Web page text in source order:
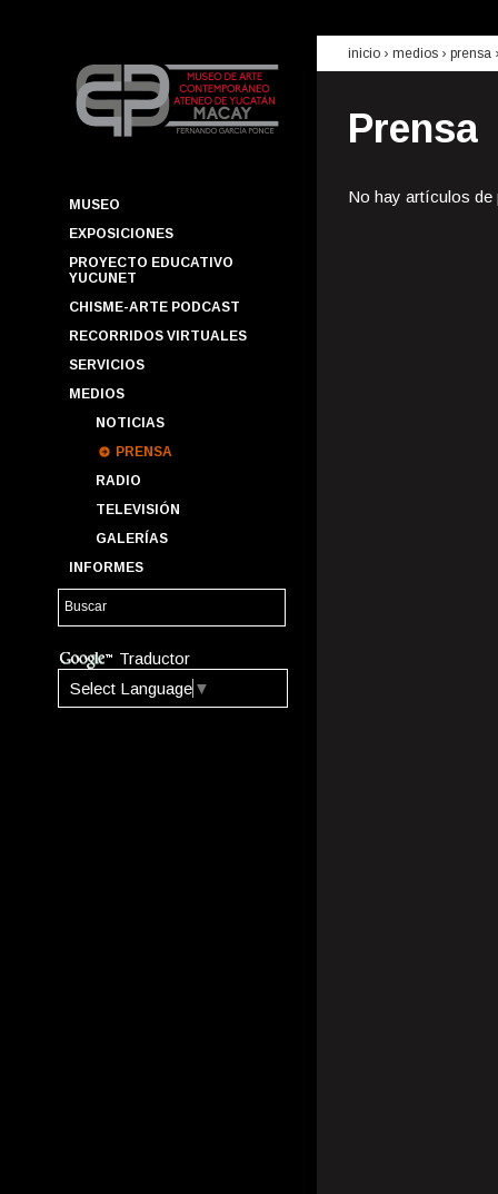
MUSEO
EXPOSICIONES
PROYECTO EDUCATIVO
YUCUNET
CHISME-ARTE PODCAST
RECORRIDOS VIRTUALES
SERVICIOS
MEDIOS
NOTICIAS
PRENSA
RADIO
TELEVISIÓN
GALERÍAS
INFORMES
Traductor
Select Language ▼
inicio › medios › prensa
Prensa
No hay artículos de